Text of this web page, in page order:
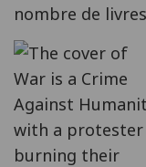
nombre de